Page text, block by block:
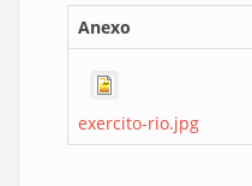
Anexo
exercito-rio.jpg